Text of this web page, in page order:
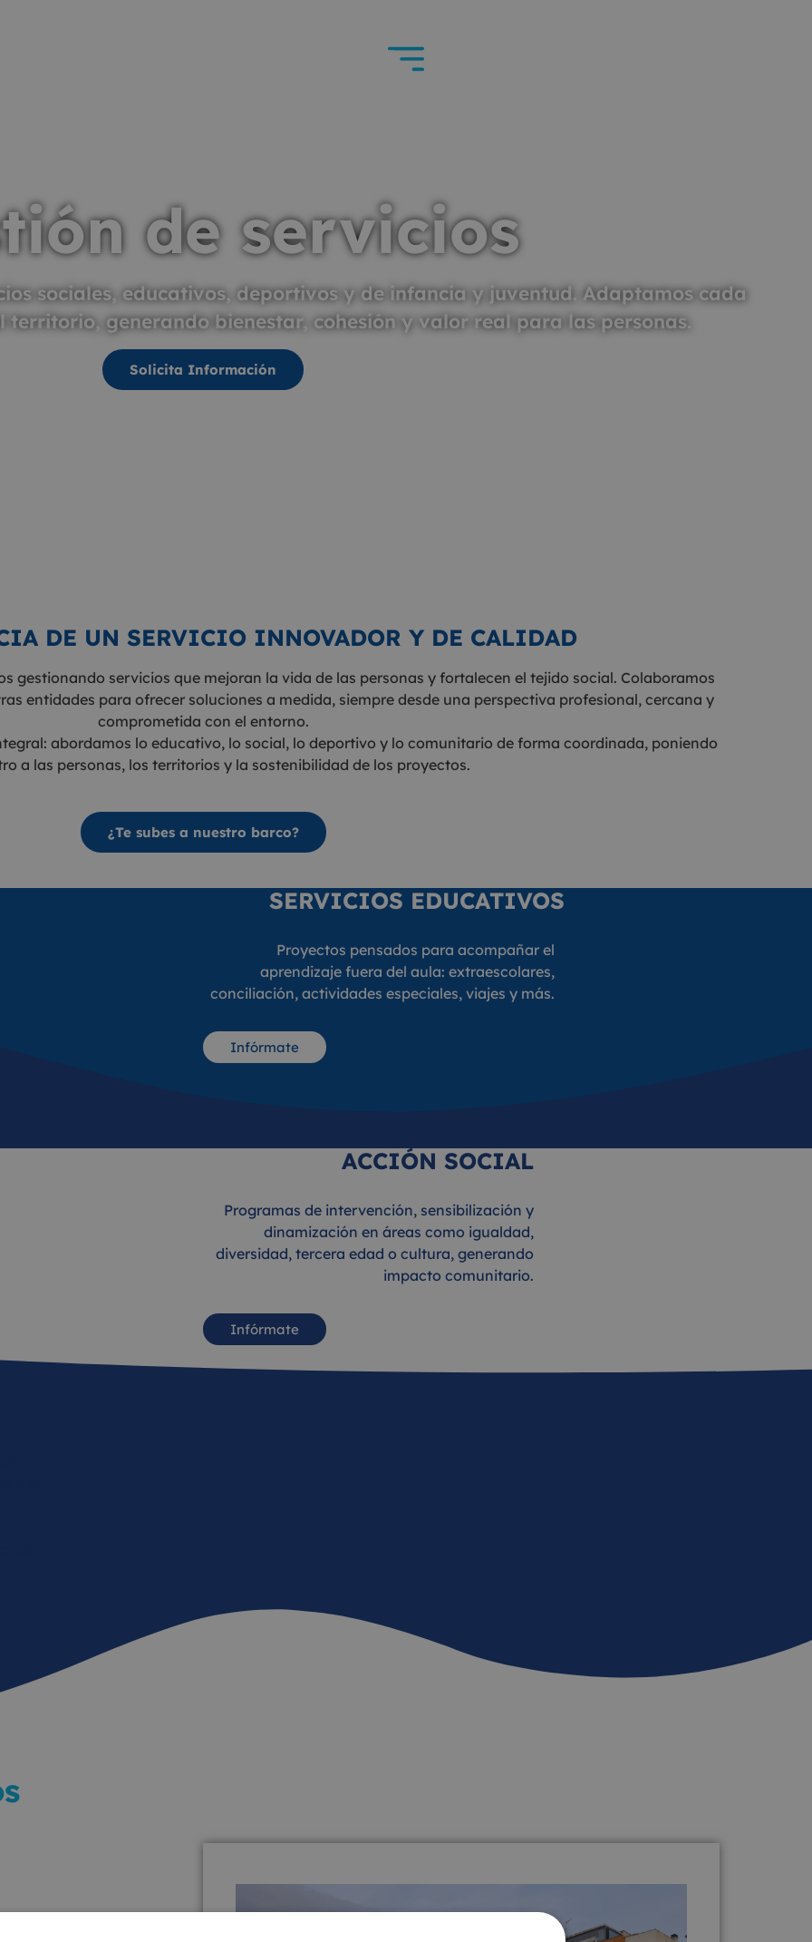
de servicios
sociales, educativos, deportivos y de infancia y juventud. Adaptamos cada
territorio, generando bienestar, cohesión y valor real para las personas.
Solicita Información
DE UN SERVICIO INNOVADOR Y DE CALIDAD
gestionando servicios que mejoran la vida de las personas y fortalecen el tejido social. Colaboramos
entidades para ofrecer soluciones a medida, siempre desde una perspectiva profesional, cercana y
comprometida con el entorno.
abordamos lo educativo, lo social, lo deportivo y lo comunitario de forma coordinada, poniendo
a las personas, los territorios y la sostenibilidad de los proyectos.
¿Te subes a nuestro barco?
SERVICIOS EDUCATIVOS
Proyectos pensados para acompañar el
aprendizaje fuera del aula: extraescolares,
conciliación, actividades especiales, viajes y más.
Infórmate
ACCIÓN SOCIAL
Programas de intervención, sensibilización y
dinamización en áreas como igualdad,
diversidad, tercera edad o cultura, generando
impacto comunitario.
Infórmate